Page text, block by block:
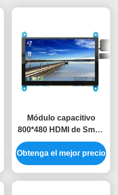
Módulo capacitivo
800*480 HDMI de Smart
LCD del tacto módulo
de la exhibición del Lcd
de 5 pulgadas
Obtenga el mejor precio